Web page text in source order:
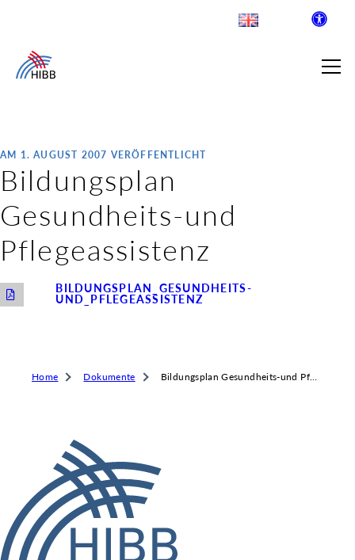
INSTITUT FÜR BERUFLICHE
SCHULEN
AM 1. AUGUST 2007 VERÖFFENTLICHT
Bildungsplan
Gesundheits-und
Pflegeassistenz
BILDUNGSPLAN_GESUNDHEITS-
UND_PFLEGEASSISTENZ
Home Dokumente Bildungsplan Gesundheits-und Pflegeassistenz